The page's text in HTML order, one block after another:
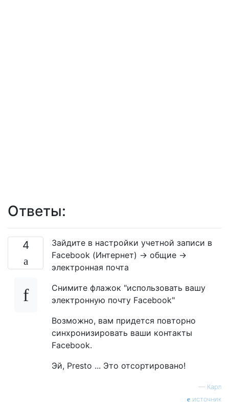
Ответы:
4
Зайдите в настройки учетной записи в
Facebook (Интернет) -> общие ->
электронная почта
Снимите флажок "использовать вашу
электронную почту Facebook"
Возможно, вам придется повторно
синхронизировать ваши контакты
Facebook.
Эй, Presto ... Это отсортировано!
— Карл
источник